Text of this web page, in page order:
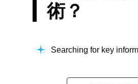
術？
Searching for key